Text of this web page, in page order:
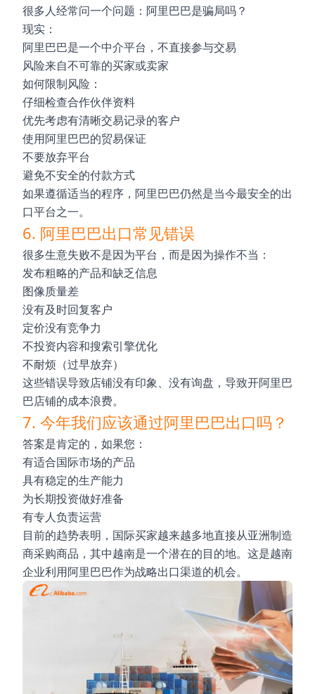
很多人经常问一个问题：阿里巴巴是骗局吗？
现实：
阿里巴巴是一个中介平台，不直接参与交易
风险来自不可靠的买家或卖家
如何限制风险：
仔细检查合作伙伴资料
优先考虑有清晰交易记录的客户
使用阿里巴巴的贸易保证
不要放弃平台
避免不安全的付款方式
如果遵循适当的程序，阿里巴巴仍然是当今最安全的出
口平台之一。
6. 阿里巴巴出口常见错误
很多生意失败不是因为平台，而是因为操作不当：
发布粗略的产品和缺乏信息
图像质量差
没有及时回复客户
定价没有竞争力
不投资内容和搜索引擎优化
不耐烦（过早放弃）
这些错误导致店铺没有印象、没有询盘，导致开阿里巴
巴店铺的成本浪费。
7. 今年我们应该通过阿里巴巴出口吗？
答案是肯定的，如果您：
有适合国际市场的产品
具有稳定的生产能力
为长期投资做好准备
有专人负责运营
目前的趋势表明，国际买家越来越多地直接从亚洲制造
商采购商品，其中越南是一个潜在的目的地。这是越南
企业利用阿里巴巴作为战略出口渠道的机会。